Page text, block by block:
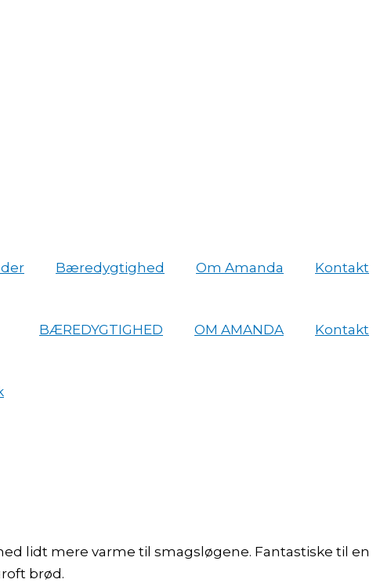
Bæredygtighed Om Amanda Kontakt
BÆREDYGTIGHED OM AMANDA Kontakt
lidt mere varme til smagsløgene. Fantastiske til en
brød.